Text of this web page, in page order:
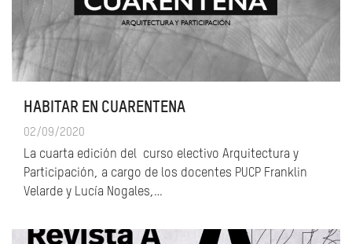
HABITAR EN CUARENTENA
02/09/2020
La cuarta edición del curso electivo Arquitectura y
Participación, a cargo de los docentes PUCP Franklin
Velarde y Lucía Nogales,…